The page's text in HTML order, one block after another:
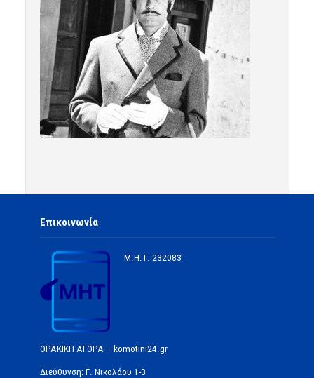
Επικοινωνία
Μ.Η.Τ. 232083
ΘΡΑΚΙΚΗ ΑΓΟΡΑ – komotini24.gr
Διεύθυνση: Γ. Νικολάου 1-3